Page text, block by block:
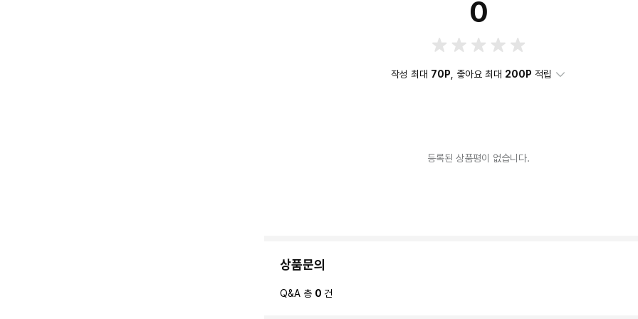
0
작성 최대 70P , 좋아요 최대 200P 적립
등록된 상품평이 없습니다.
상품문의
Q&A 총 0 건